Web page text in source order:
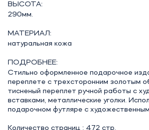
ВЫСОТА:
290мм.
МАТЕРИАЛ:
натуральная кожа
ПОДРОБНЕЕ:
Стильно оформленное подарочное
переплете с трехсторонним золотым
тисненый переплет ручной работы с
вставками, металлические уголки.
подарочном футляре с
Количество страниц : 472 стр.